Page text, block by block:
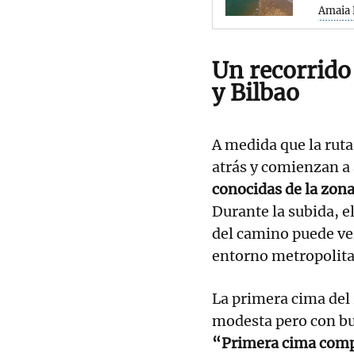
Amaia
Un
y Bilbao
A medida que la
atrás y comienzan a
conocidas de la
Durante la subida,
del camino puede
entorno
La primera cima
modesta pero con
“Primera cima